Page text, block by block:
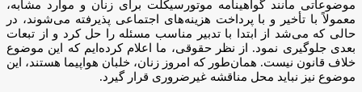
موضوعاتی مانند گواهینامه موتورسیکلت برای زنان و موارد مشابه،
معمولاً با تأخیر و با پرداخت هزینه‌های اجتماعی پذیرفته می‌شوند، در
حالی که می‌شد از ابتدا با تدبیر مناسب مسئله را حل کرد و از تبعات
بعدی جلوگیری نمود. از نظر حقوقی، ما اعلام کرده‌ایم که این موضوع
خلاف قانون نیست. همان‌طور که امروز زنان، خلبان هواپیما هستند، این
موضوع نیز نباید محل مناقشه غیرضروری قرار گیرد.